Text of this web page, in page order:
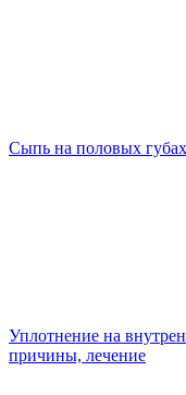
Сыпь на половых
Уплотнение на
причины, лечение